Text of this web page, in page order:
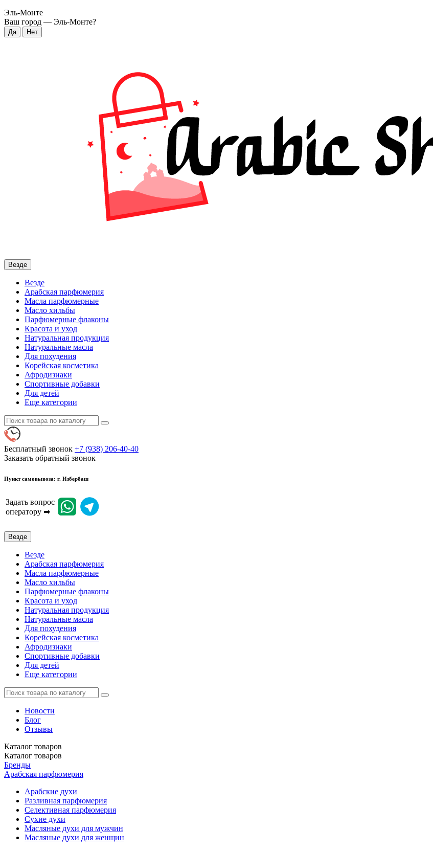
Эль-Монте
Ваш город — Эль-Монте?
Везде
Везде
Арабская парфюмерия
Масла парфюмерные
Масло хильбы
Парфюмерные флаконы
Красота и уход
Натуральная продукция
Натуральные масла
Для похудения
Корейская косметика
Афродизиаки
Спортивные добавки
Для детей
Еще категории
Бесплатный звонок +7 (938) 206-40-40
Заказать обратный звонок
Пункт самовывоза: г. Избербаш
Задать вопрос
оператору ➡
Везде
Везде
Арабская парфюмерия
Масла парфюмерные
Масло хильбы
Парфюмерные флаконы
Красота и уход
Натуральная продукция
Натуральные масла
Для похудения
Корейская косметика
Афродизиаки
Спортивные добавки
Для детей
Еще категории
Новости
Блог
Отзывы
Каталог товаров
Каталог товаров
Бренды
Арабская парфюмерия
Арабские духи
Разливная парфюмерия
Селективная парфюмерия
Сухие духи
Масляные духи для мужчин
Масляные духи для женщин